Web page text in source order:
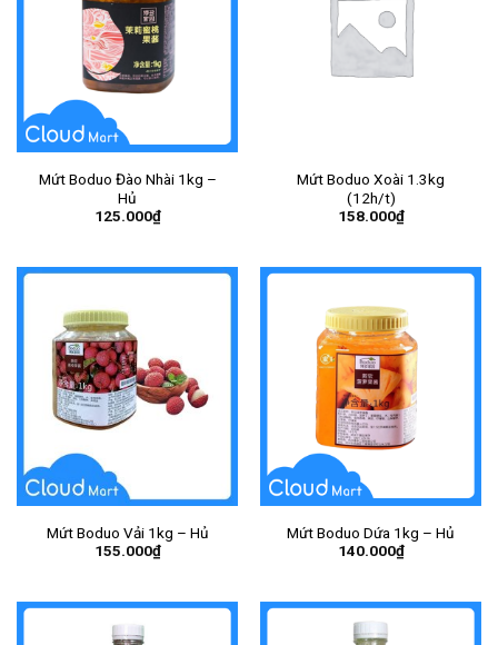
Mứt Boduo Đào Nhài 1kg –
Hủ
125.000₫
Mứt Boduo Xoài 1.3kg
(12h/t)
158.000₫
Mứt Boduo Vải 1kg – Hủ
155.000₫
Mứt Boduo Dứa 1kg – Hủ
140.000₫